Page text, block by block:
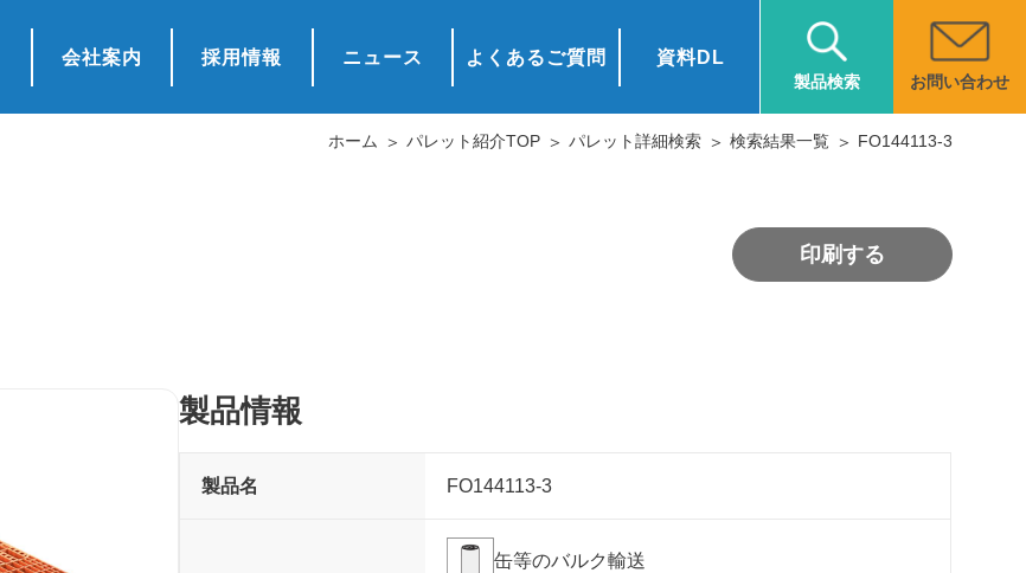
会社案内 採用情報 ニュース よくあるご質問 資料DL
製品検索 お問い合わせ
ホーム パレット紹介TOP パレット詳細検索 検索結果一覧 FO144113-3
印刷する
製品情報
製品名 FO144113-3
缶等のバルク輸送